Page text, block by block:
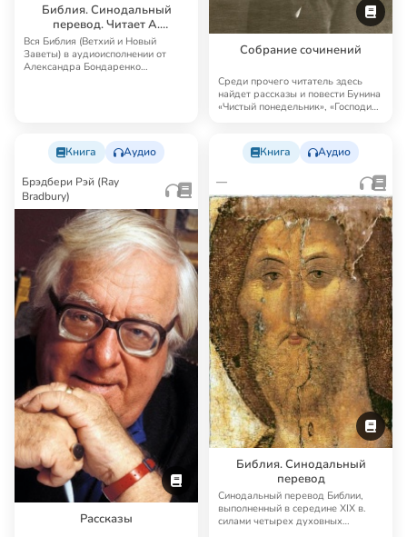
Библия. Синодальный
перевод. Читает А.
Бондаренко и И.
Прудовский
Вся Библия (Ветхий и Новый
Заветы) в аудиоисполнении от
Александра Бондаренко
Собрание сочинений
Среди прочего читатель здесь
найдет рассказы и повести Бунина
«Чистый понедельник», «Господин
Книга Аудио
Брэдбери Рэй (Ray
Bradbury)
Рассказы
Книга Аудио
—
Библия. Синодальный
перевод
Синодальный перевод Библии,
выполненный в середине XIX в.
силами четырех духовных